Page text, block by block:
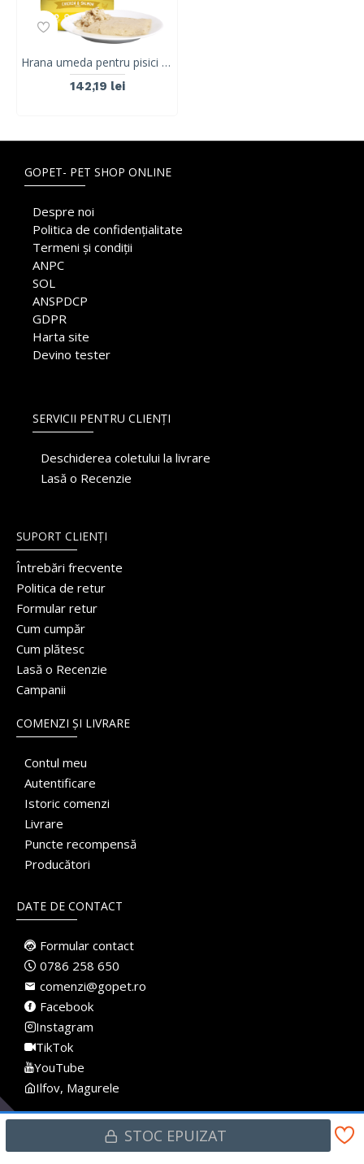
STOC EPUIZAT
Hrana umeda pentru pisici 100% holistica, Kit Cat Petite Pouch, pui si somon, 24 plicuri x 70g
142,19 lei
GOPET- PET SHOP ONLINE
Despre noi
Politica de confidențialitate
Termeni și condiții
ANPC
SOL
ANSPDCP
GDPR
Harta site
Devino tester
SERVICII PENTRU CLIENȚI
Deschiderea coletului la livrare
Lasă o Recenzie
SUPORT CLIENȚI
Întrebări frecvente
Politica de retur
Formular retur
Cum cumpăr
Cum plătesc
Lasă o Recenzie
Campanii
COMENZI ȘI LIVRARE
Contul meu
Autentificare
Istoric comenzi
Livrare
Puncte recompensă
Producători
DATE DE CONTACT
Formular contact
0786 258 650
comenzi@gopet.ro
Facebook
Instagram
TikTok
YouTube
Ilfov, Magurele
in Romania · Pet Shop Online · Toate drepturile rezervate